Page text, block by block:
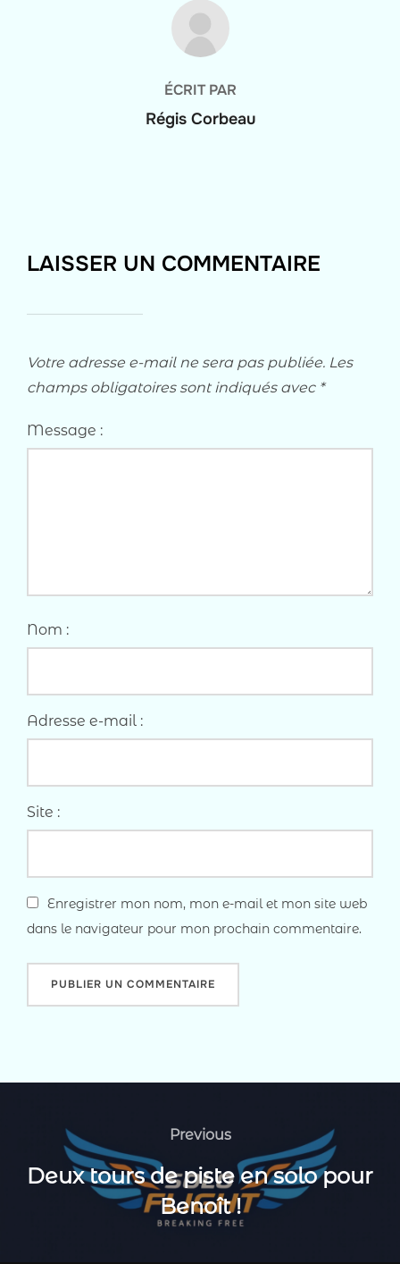
AUTEUR DE LA PUBLICATION
ÉCRIT PAR
Régis Corbeau
LAISSER UN COMMENTAIRE
Votre adresse e-mail ne sera pas publiée. Les
champs obligatoires sont indiqués avec *
Message :
Nom :
Adresse e-mail :
Site :
Enregistrer mon nom, mon e-mail et mon site web
dans le navigateur pour mon prochain commentaire.
l’article
Previous
Previous
Deux tours de piste en solo pour
Benoît !